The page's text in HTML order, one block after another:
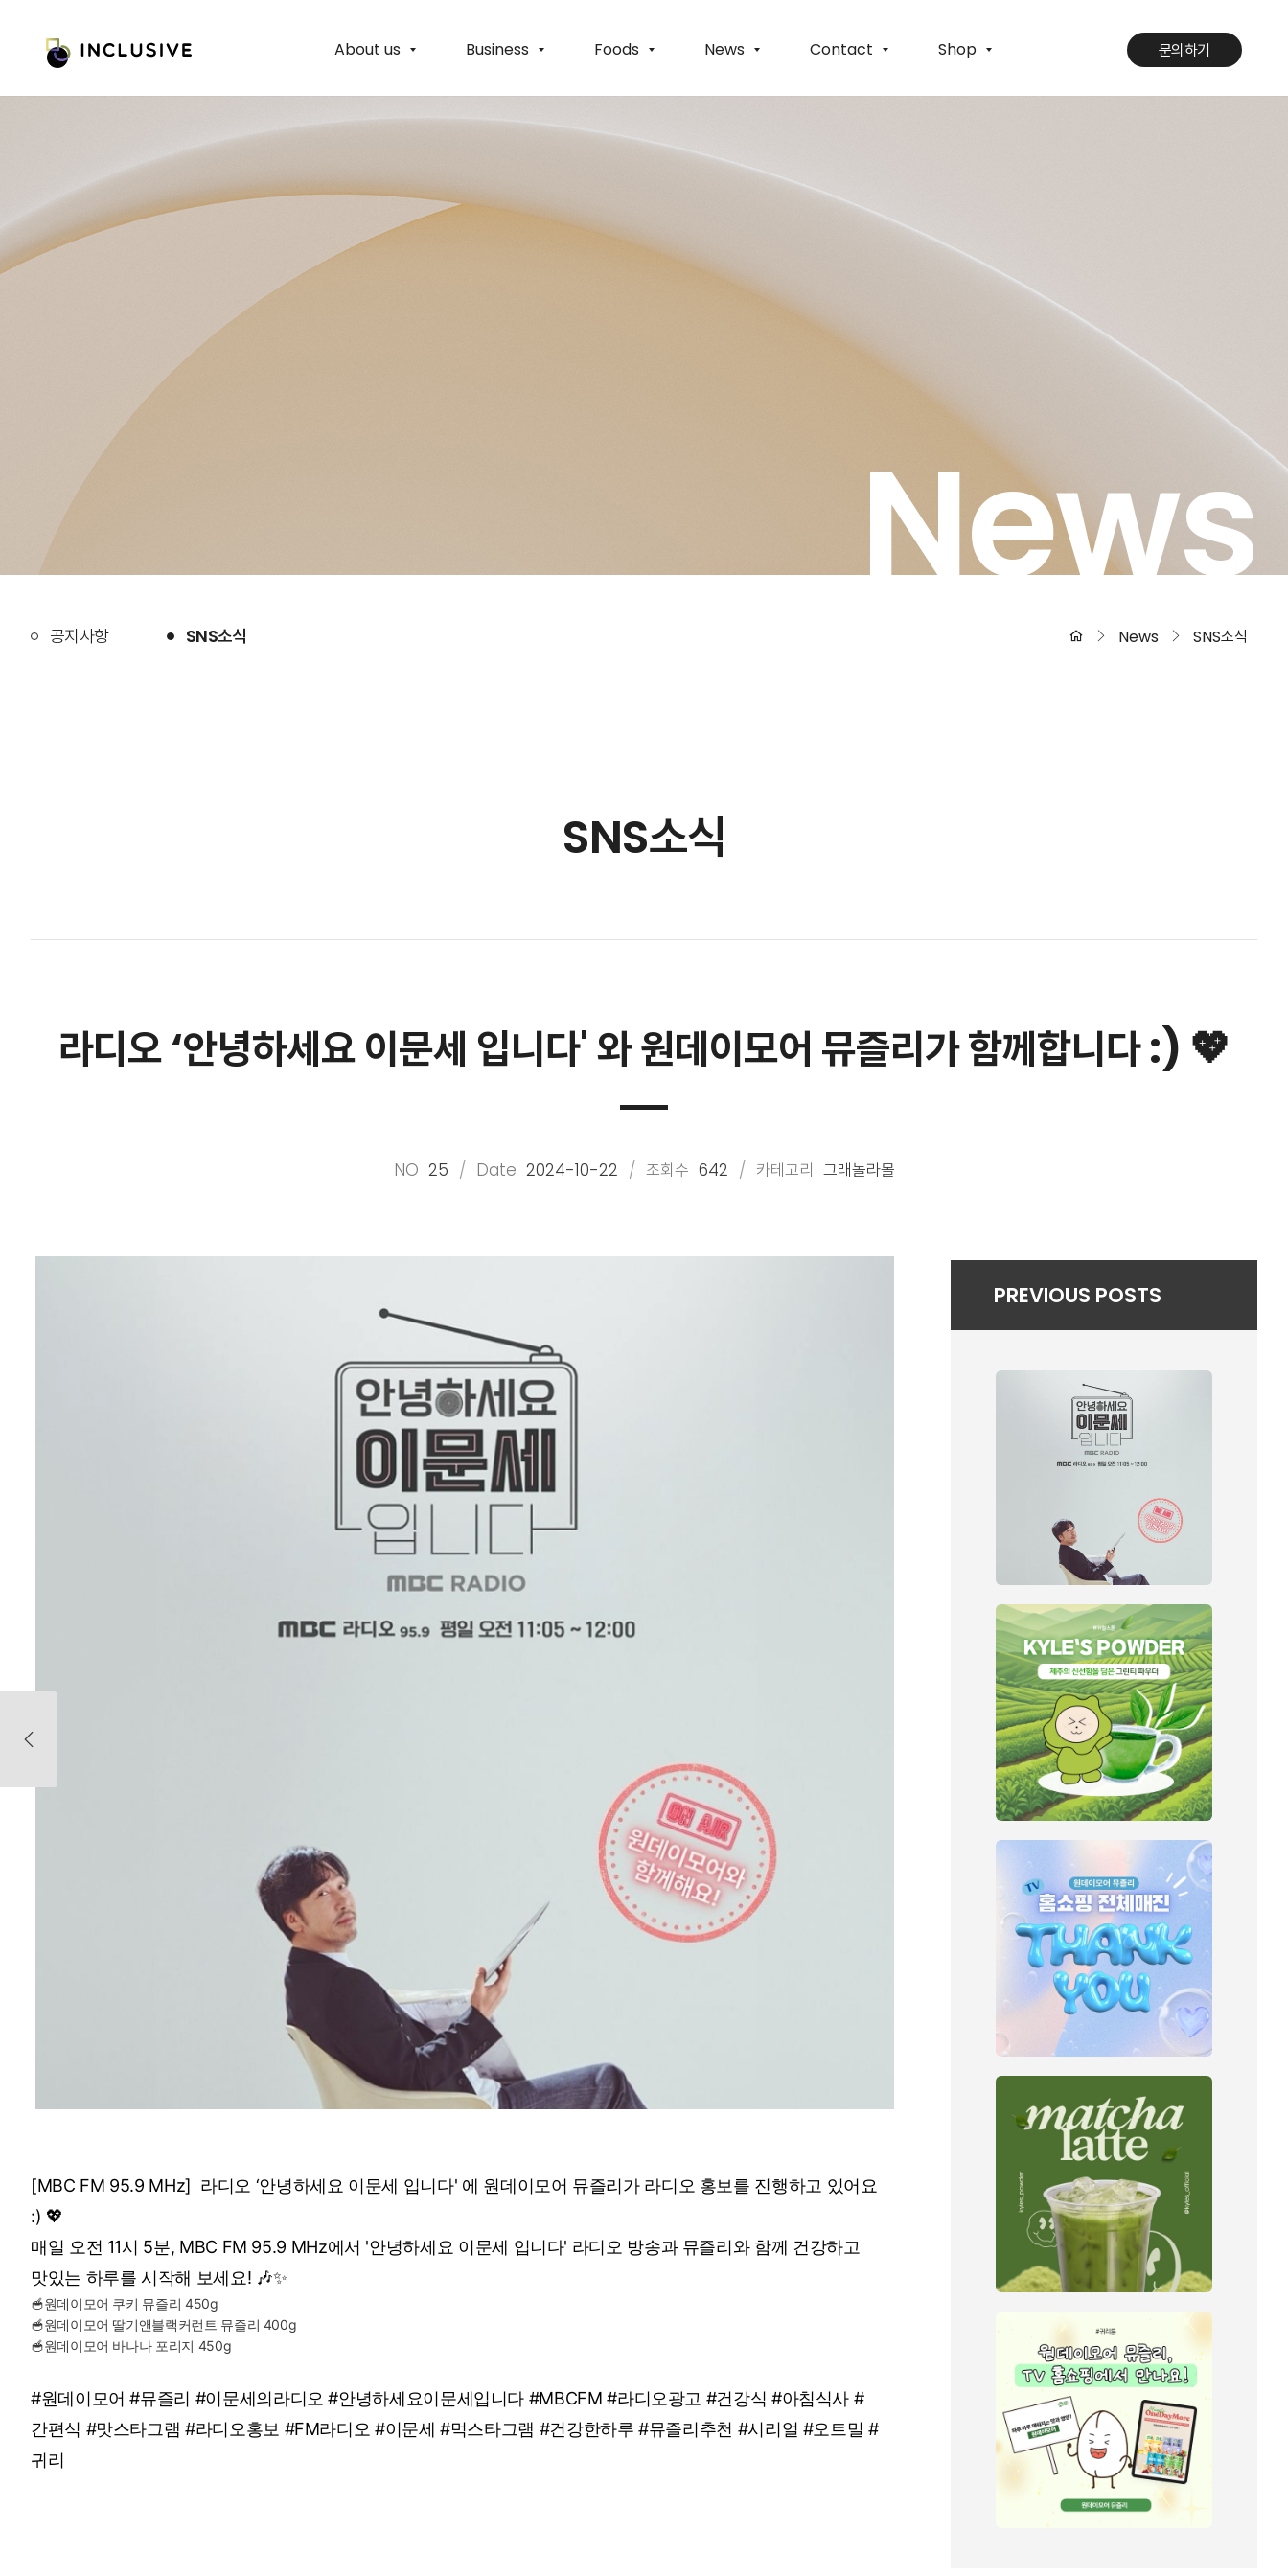
About us Business Foods News Contact Shop
문의하기
문의하기
News
공지사항 SNS소식 News SNS소식
SNS소식
라디오 ‘안녕하세요 이문세 입니다' 와 원데이모어 뮤즐리가 함께합니다 :) 💖
NO 25 Date 2024-10-22 조회수 642 카테고리 그래놀라몰
[MBC FM 95.9 MHz] 라디오 ‘안녕하세요 이문세 입니다' 에 원데이모어 뮤즐리가 라디오 홍보를 진행하고 있어요
:) 💖
매일 오전 11시 5분, MBC FM 95.9 MHz에서 '안녕하세요 이문세 입니다' 라디오 방송과 뮤즐리와 함께 건강하고
맛있는 하루를 시작해 보세요! 🎶✨
🥣원데이모어 쿠키 뮤즐리 450g
🥣원데이모어 딸기앤블랙커런트 뮤즐리 400g
🥣원데이모어 바나나 포리지 450g
#원데이모어 #뮤즐리 #이문세의라디오 #안녕하세요이문세입니다 #MBCFM #라디오광고 #건강식 #아침식사 #
간편식 #맛스타그램 #라디오홍보 #FM라디오 #이문세 #먹스타그램 #건강한하루 #뮤즐리추천 #시리얼 #오트밀 #
귀리
PREVIOUS POSTS